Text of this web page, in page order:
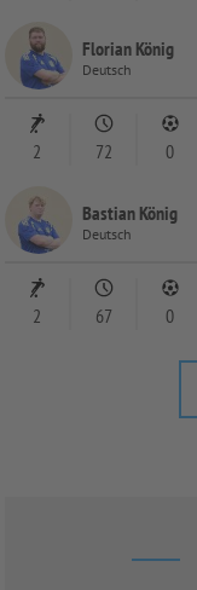
Florian König
Deutsch
2 72 0
Bastian König
Deutsch
2 67 0